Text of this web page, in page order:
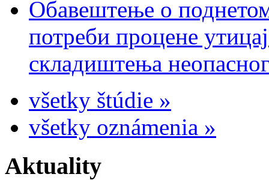
Обавештење о
потреби процене
складиштења
všetky štúdie »
všetky oznámenia »
Aktuality